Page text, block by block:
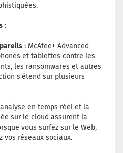
:
: McAfee+ Advanced
et tablettes contre les
les ransomwares et autres
s'étend sur plusieurs
en temps réel et la
sur le cloud assurent la
vous surfez sur le Web,
vos réseaux sociaux.